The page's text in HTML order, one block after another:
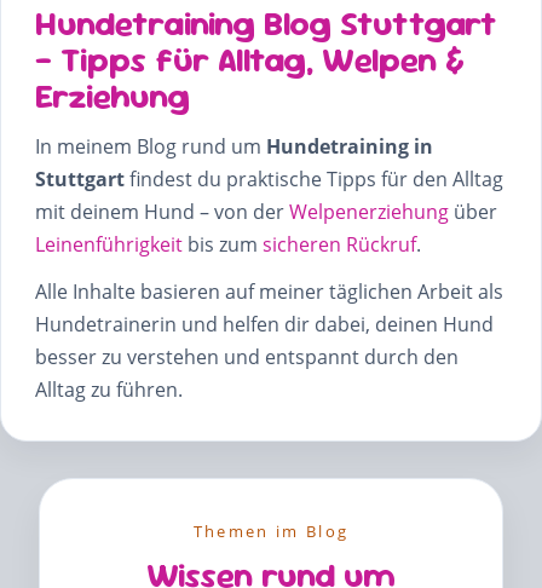
Hundetraining Blog Stuttgart
– Tipps für Alltag, Welpen &
Erziehung
In meinem Blog rund um Hundetraining in
Stuttgartfindest du praktische Tipps für den Alltag
mit deinem Hund – von derWelpenerziehung über
Leinenführigkeit bis zum sicheren Rückruf.
Alle Inhalte basieren auf meiner täglichen Arbeit als
Hundetrainerin und helfen dir dabei, deinen Hund
besser zu verstehen und entspannt durch den
Alltag zu führen.
Themen im Blog
Wissen rund um